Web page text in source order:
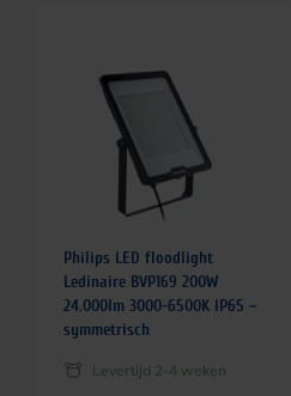
Philips LED floodlight
Ledinaire BVP169 200W
24.000lm 3000-6500K IP65 –
symmetrisch
Levertijd 2-4 weken